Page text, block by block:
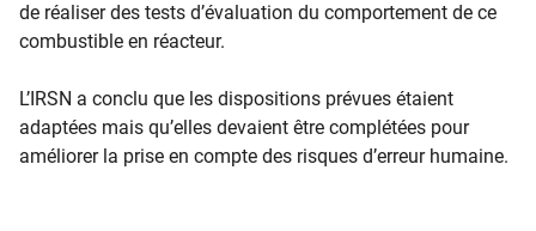
de réaliser des tests d’évaluation du comportement de ce
combustible en réacteur.
L’IRSN a conclu que les dispositions prévues étaient
adaptées mais qu’elles devaient être complétées pour
améliorer la prise en compte des risques d’erreur humaine.